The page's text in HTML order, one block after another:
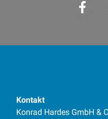
Kontakt
Konrad Hardes GmbH &